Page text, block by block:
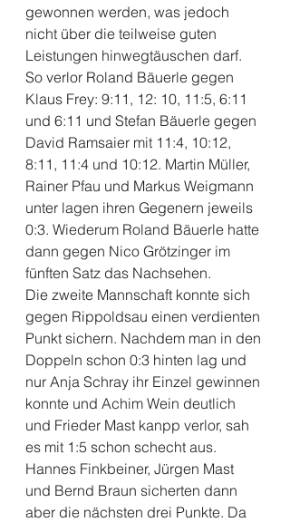
gewonnen werden, was jedoch
nicht über die teilweise guten
Leistungen hinwegtäuschen darf.
So verlor Roland Bäuerle gegen
Klaus Frey: 9:11, 12: 10, 11:5, 6:11
und 6:11 und Stefan Bäuerle gegen
David Ramsaier mit 11:4, 10:12,
8:11, 11:4 und 10:12. Martin Müller,
Rainer Pfau und Markus Weigmann
unter lagen ihren Gegenern jeweils
0:3. Wiederum Roland Bäuerle hatte
dann gegen Nico Grötzinger im
fünften Satz das Nachsehen.
Die zweite Mannschaft konnte sich
gegen Rippoldsau einen verdienten
Punkt sichern. Nachdem man in den
Doppeln schon 0:3 hinten lag und
nur Anja Schray ihr Einzel gewinnen
konnte und Achim Wein deutlich
und Frieder Mast kanpp verlor, sah
es mit 1:5 schon schecht aus.
Hannes Finkbeiner, Jürgen Mast
und Bernd Braun sicherten dann
aber die nächsten drei Punkte. Da